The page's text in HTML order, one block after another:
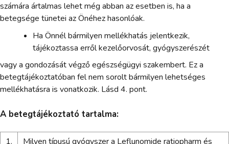
számára ártalmas lehet még abban az esetben is, ha a
betegsége tünetei az Önéhez hasonlóak.
Ha Önnél bármilyen mellékhatás jelentkezik,
tájékoztassa erről kezelőorvosát, gyógyszerészét
vagy a gondozását végző egészségügyi szakembert. Ez a
betegtájékoztatóban fel nem sorolt bármilyen lehetséges
mellékhatásra is vonatkozik. Lásd 4. pont.
A betegtájékoztató tartalma:
1. Milyen típusú gyógyszer a Leflunomide ratiopharm és